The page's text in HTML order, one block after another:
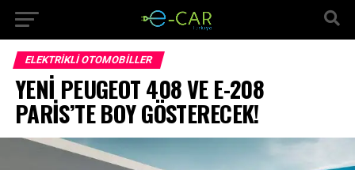
ELEKTRIKLI OTOMOBILLER
YENİ PEUGEOT 408 VE E-208
PARİS’TE BOY GÖSTERECEK!